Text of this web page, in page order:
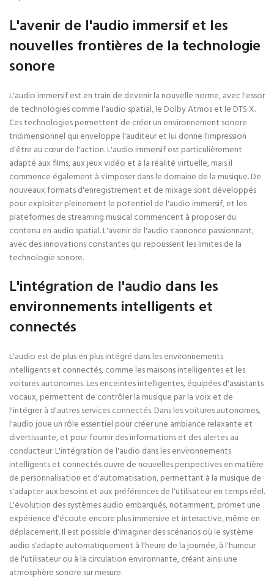
L'avenir de l'audio immersif et les
nouvelles frontières de la technologie
sonore
L'audio immersif est en train de devenir la nouvelle norme, avec l'essor
de technologies comme l'audio spatial, le Dolby Atmos et le DTS:X.
Ces technologies permettent de créer un environnement sonore
tridimensionnel qui enveloppe l'auditeur et lui donne l'impression
d'être au cœur de l'action. L'audio immersif est particulièrement
adapté aux films, aux jeux vidéo et à la réalité virtuelle, mais il
commence également à s'imposer dans le domaine de la musique. De
nouveaux formats d'enregistrement et de mixage sont développés
pour exploiter pleinement le potentiel de l'audio immersif, et les
plateformes de streaming musical commencent à proposer du
contenu en audio spatial. L'avenir de l'audio s'annonce passionnant,
avec des innovations constantes qui repoussent les limites de la
technologie sonore.
L'intégration de l'audio dans les
environnements intelligents et
connectés
L'audio est de plus en plus intégré dans les environnements
intelligents et connectés, comme les maisons intelligentes et les
voitures autonomes. Les enceintes intelligentes, équipées d'assistants
vocaux, permettent de contrôler la musique par la voix et de
l'intégrer à d'autres services connectés. Dans les voitures autonomes,
l'audio joue un rôle essentiel pour créer une ambiance relaxante et
divertissante, et pour fournir des informations et des alertes au
conducteur. L'intégration de l'audio dans les environnements
intelligents et connectés ouvre de nouvelles perspectives en matière
de personnalisation et d'automatisation, permettant à la musique de
s'adapter aux besoins et aux préférences de l'utilisateur en temps réel.
L'évolution des systèmes audio embarqués, notamment, promet une
expérience d'écoute encore plus immersive et interactive, même en
déplacement. Il est possible d'imaginer des scénarios où le système
audio s'adapte automatiquement à l'heure de la journée, à l'humeur
de l'utilisateur ou à la circulation environnante, créant ainsi une
atmosphère sonore sur mesure.